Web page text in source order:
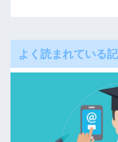
よく読まれている